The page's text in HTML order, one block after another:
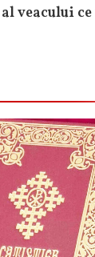
veacului ce